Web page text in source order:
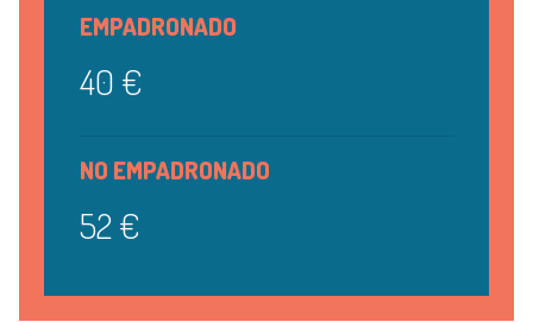
EMPADRONADO
40 €
NO EMPADRONADO
52 €